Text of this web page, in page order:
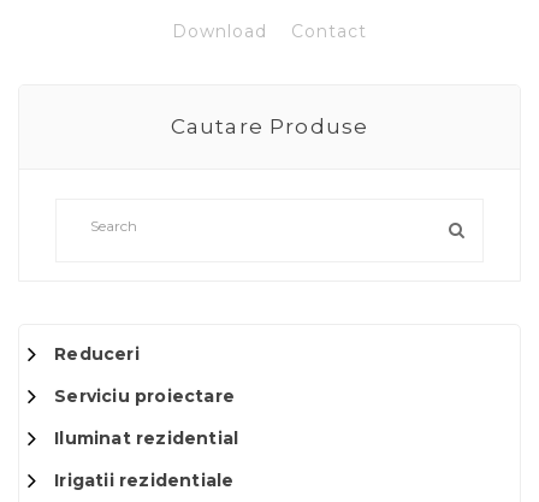
Download Contact
Cautare Produse
Reduceri
Serviciu proiectare
Iluminat rezidential
Irigatii rezidentiale